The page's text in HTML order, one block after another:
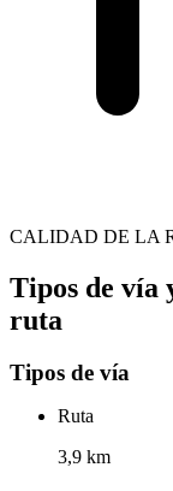
CALIDAD DE LA
Tipos de vía
ruta
Tipos de vía
Ruta
3,9 km